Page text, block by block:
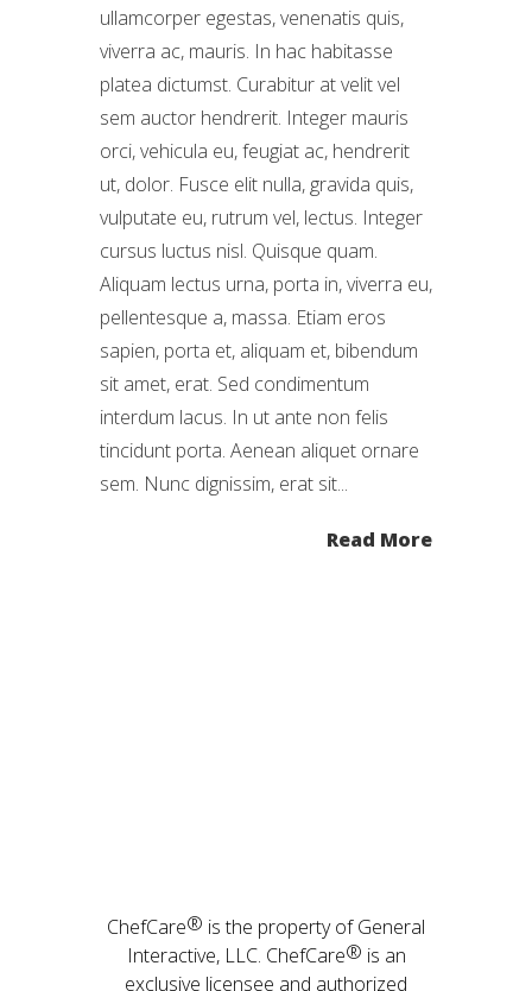
ullamcorper egestas, venenatis quis,
viverra ac, mauris. In hac habitasse
platea dictumst. Curabitur at velit vel
sem auctor hendrerit. Integer mauris
orci, vehicula eu, feugiat ac, hendrerit
ut, dolor. Fusce elit nulla, gravida quis,
vulputate eu, rutrum vel, lectus. Integer
cursus luctus nisl. Quisque quam.
Aliquam lectus urna, porta in, viverra eu,
pellentesque a, massa. Etiam eros
sapien, porta et, aliquam et, bibendum
sit amet, erat. Sed condimentum
interdum lacus. In ut ante non felis
tincidunt porta. Aenean aliquet ornare
sem. Nunc dignissim, erat sit...
Read More
ChefCare® is the property of General
Interactive, LLC. ChefCare® is an
exclusive licensee and authorized